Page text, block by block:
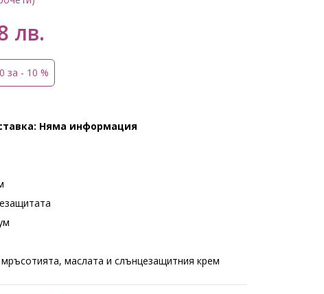
лв.
за - 10 %
Няма информация
маслата и слънцезащитния крем